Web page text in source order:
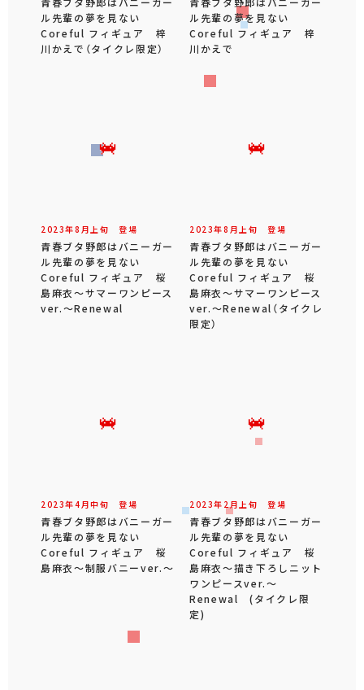
ル先輩の夢を見ない
Coreful フィギュア 梓
川かえで（タイクレ限定）
ル先輩の夢を見ない
Coreful フィギュア 梓
川かえで
2023年8 月 上旬 登場
青春ブタ野郎はバニーガー
ル先輩の夢を見ない
Coreful フィギュア 桜
島麻衣～サマーワンピース
ver.～Renewal
2023年8 月 上旬 登場
青春ブタ野郎はバニーガー
ル先輩の夢を見ない
Coreful フィギュア 桜
島麻衣～サマーワンピース
ver.～Renewal（タイクレ
限定）
2023年4 月中旬 登場
青春ブタ野郎はバニーガー
ル先輩の夢を見ない
Coreful フィギュア 桜
島麻衣～制服バニーver.～
2023年 2 月 上旬 登場
青春ブタ野郎はバニーガー
ル先輩の夢を見ない
Coreful フィギュア 桜
島麻衣～描き下ろしニット
ワンピースver.～
Renewal (タイクレ限
定)